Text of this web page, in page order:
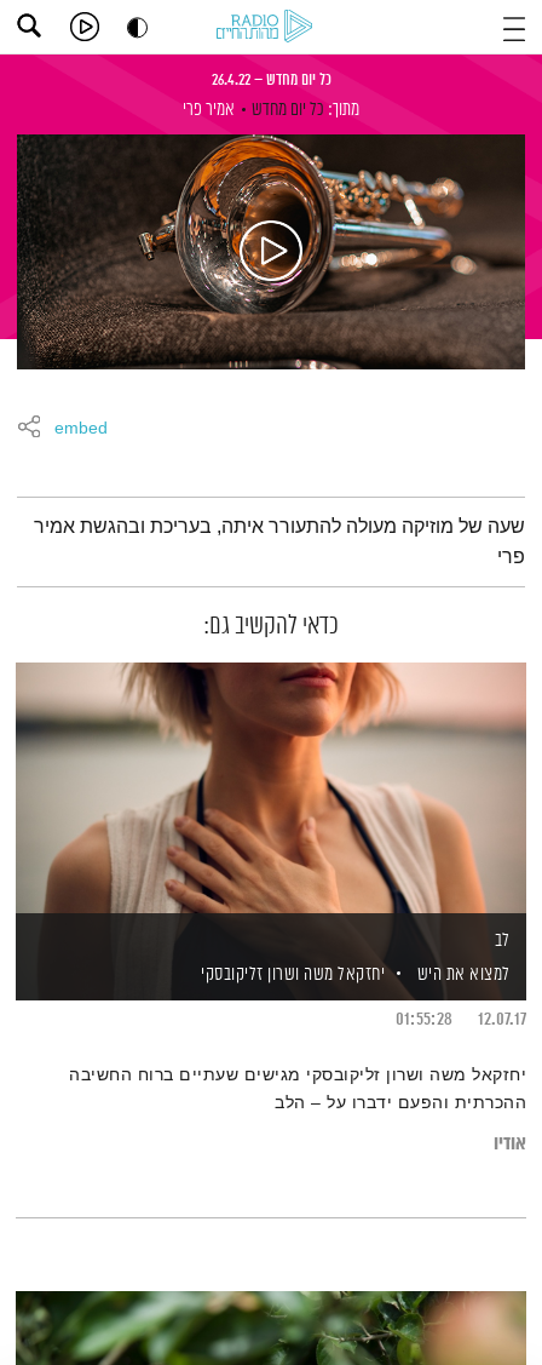
כל יום מחדש – 26.4.22
מתוך: כל יום מחדש אמיר פרי
embed
תמצית הפודקאסט
שעה של מוזיקה מעולה להתעורר איתה, בעריכת ובהגשת אמיר
פרי
כדאי להקשיב גם:
לב
למצוא את היש
יחזקאל משה ושרון זליקובסקי
12.07.17
01:55:28
יחזקאל משה ושרון זליקובסקי מגישים שעתיים ברוח החשיבה
ההכרתית והפעם ידברו על – הלב
אודיו